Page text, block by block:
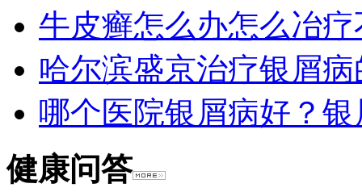
牛皮癣怎么办怎么冶
哈尔滨盛京治疗银屑
哪个医院银屑病好？
健康问答